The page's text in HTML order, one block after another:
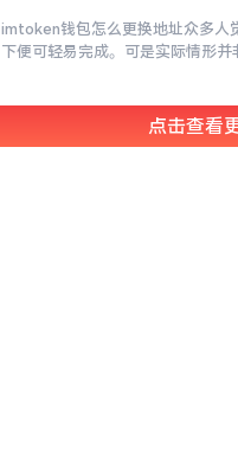
imtoken钱包怎么更换地址众多人
下便可轻易完成。可是实际情形
点击查看